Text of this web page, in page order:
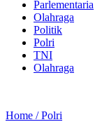
Parlementaria
Olahraga
Politik
Polri
TNI
Olahraga
Home /Polri